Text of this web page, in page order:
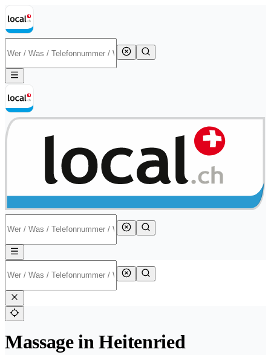
Massage in Heitenried